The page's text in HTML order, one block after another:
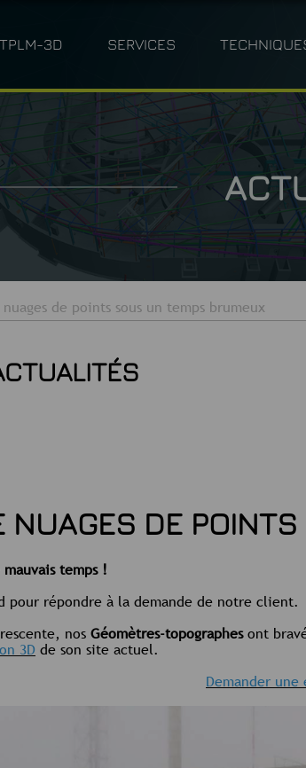
NOUS ? BÉNÉFICES
TPLM-3D
ARCHITECTURE
SERVICES
LASERGRAMMÉTRIE
de points sous un temps brumeux
NUAGES DE
temps !
répondre à la demande de notre client.
nos Géomètres-topographesont
3D de son site actuel.
Demander